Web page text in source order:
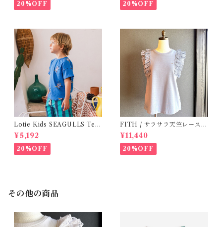
20%OFF 20%OFF
Lotie Kids SEAGULLS Tee
(12m- 8Y)
¥5,192
20%OFF
FITH / サラサラ天竺レースT
シャツ (BL) / 145・155
¥11,440
20%OFF
その他の商品